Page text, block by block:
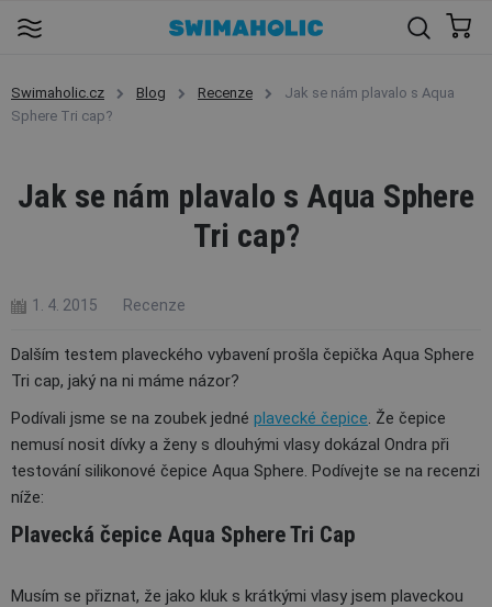
Swimaholic.cz Blog Recenze
Jak se nám plavalo s Aqua
Sphere Tri cap?
Jak se nám plavalo s Aqua Sphere
Tri cap?
1. 4. 2015 Recenze
Dalším testem plaveckého vybavení prošla čepička Aqua Sphere
Tri cap, jaký na ni máme názor?
Podívali jsme se na zoubek jedné plavecké čepice . Že čepice
nemusí nosit dívky a ženy s dlouhými vlasy dokázal Ondra při
testování silikonové čepice Aqua Sphere. Podívejte se na recenzi
níže:
Plavecká čepice Aqua Sphere Tri Cap
Musím se přiznat, že jako kluk s krátkými vlasy jsem plaveckou